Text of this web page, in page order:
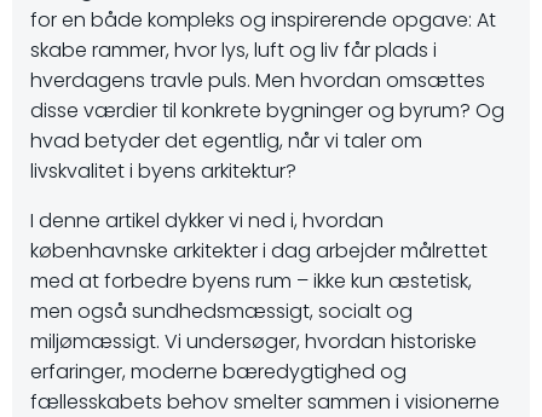
for en både kompleks og inspirerende opgave: At
skabe rammer, hvor lys, luft og liv får plads i
hverdagens travle puls. Men hvordan omsættes
disse værdier til konkrete bygninger og byrum? Og
hvad betyder det egentlig, når vi taler om
livskvalitet i byens arkitektur?
I denne artikel dykker vi ned i, hvordan
københavnske arkitekter i dag arbejder målrettet
med at forbedre byens rum – ikke kun æstetisk,
men også sundhedsmæssigt, socialt og
miljømæssigt. Vi undersøger, hvordan historiske
erfaringer, moderne bæredygtighed og
fællesskabets behov smelter sammen i visionerne